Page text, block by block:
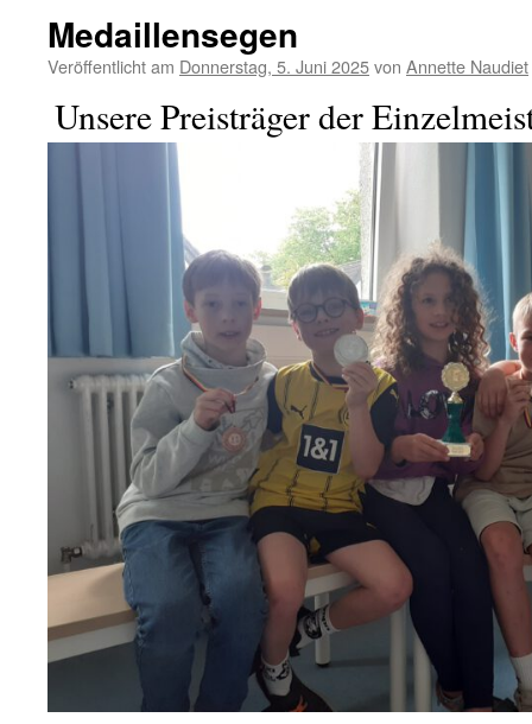
Medaillensegen
Veröffentlicht am Donnerstag, 5. Juni 2025von Annette Naudiet
Unsere Preisträger der